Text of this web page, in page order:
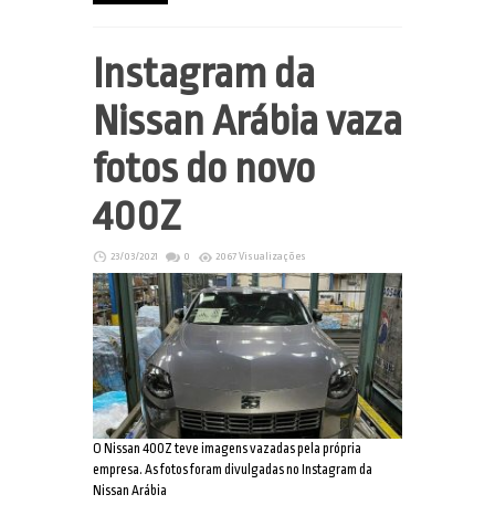
Instagram da
Nissan Arábia vaza
fotos do novo
400Z
23/03/2021 0 2067 Visualizações
O Nissan 400Z teve imagens vazadas pela própria
empresa. As fotos foram divulgadas no Instagram da
Nissan Arábia